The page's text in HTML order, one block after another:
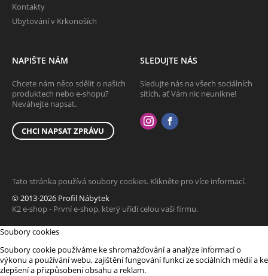
Kontakty
Ubytování v Krkonoších
NAPIŠTE NÁM
Chcete nám něco sdělit o našich
produktech nebo e-shopu?
Neváhejte napsat.
CHCI NAPSAT ZPRÁVU
SLEDUJTE NÁS
Sledujte nás na všech sociálních
sítích, ať Vám nic neunikne!
Tato stránka používá soubory cookies. Klikněte pro více informací.
© 2013-2026 Profil Nábytek
K2 e-shop - První e-shop, který uřídí celou vaši firmu.
Soubory cookies
Soubory cookie používáme ke shromažďování a analýze informací o
výkonu a používání webu, zajištění fungování funkcí ze sociálních médií a ke
zlepšení a přizpůsobení obsahu a reklam.